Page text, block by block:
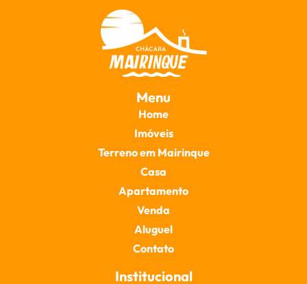
Menu
Home
Imóveis
Terreno em Mairinque
Casa
Apartamento
Venda
Aluguel
Contato
Institucional